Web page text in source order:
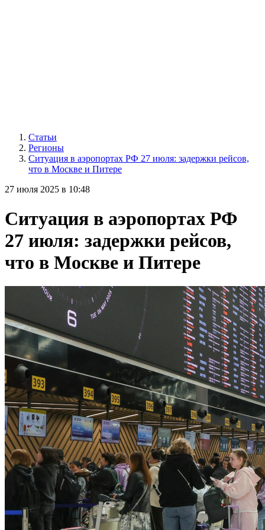
Статьи
Регионы
Ситуация в аэропортах РФ 27 июля: задержки рейсов,
что в Москве и Питере
27 июля 2025 в 10:48
Ситуация в аэропортах РФ
27 июля: задержки рейсов,
что в Москве и Питере